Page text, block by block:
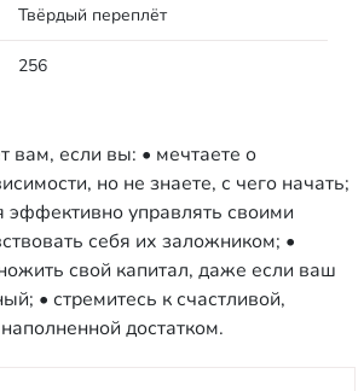
Твёрдый переплёт
256
вам, если вы: • мечтаете о
но не знаете, с чего начать;
эффективно управлять своими
себя их заложником; •
свой капитал, даже если ваш
• стремитесь к счастливой,
достатком.